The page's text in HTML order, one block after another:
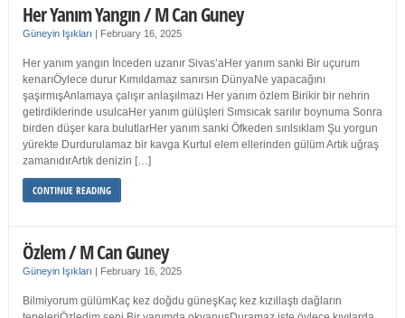
Her Yanım Yangın / M Can Guney
Güneyin Işıkları | February 16, 2025
Her yanım yangın İnceden uzanır Sivas’aHer yanım sanki Bir uçurum
kenarıÖylece durur Kımıldamaz sanırsın DünyaNe yapacağını
şaşırmışAnlamaya çalışır anlaşılmazı Her yanım özlem Birikir bir nehrin
getirdiklerinde usulcaHer yanım gülüşleri Sımsıcak sarılır boynuma Sonra
birden düşer kara bulutlarHer yanım sanki Öfkeden sırılsıklam Şu yorgun
yürekte Durdurulamaz bir kavga Kurtul elem ellerinden gülüm Artık uğraş
zamanıdırArtık denizin […]
CONTINUE READING
Özlem / M Can Guney
Güneyin Işıkları | February 16, 2025
Bilmiyorum gülümKaç kez doğdu güneşKaç kez kızıllaştı dağların